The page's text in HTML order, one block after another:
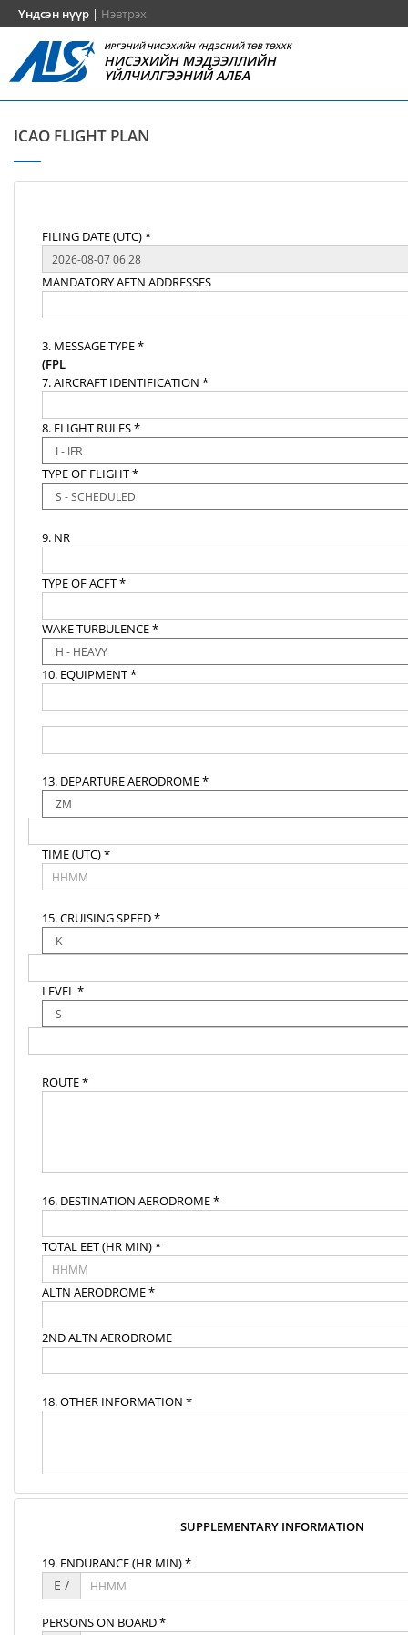
Үндсэн нүүр | Нэвтрэх
ИРГЭНИЙ НИСЭХИЙН ҮНДЭСНИЙ ТӨВ ТӨХХК
НИСЭХИЙН МЭДЭЭЛЛИЙН
ҮЙЛЧИЛГЭЭНИЙ АЛБА
ICAO FLIGHT PLAN
FILING DATE (UTC) *
MANDATORY AFTN ADDRESSES
3. MESSAGE TYPE *
(FPL
7. AIRCRAFT IDENTIFICATION *
8. FLIGHT RULES *
TYPE OF FLIGHT *
9. NR
TYPE OF ACFT *
WAKE TURBULENCE *
10. EQUIPMENT *
13. DEPARTURE AERODROME *
TIME (UTC) *
15. CRUISING SPEED *
LEVEL *
ROUTE *
16. DESTINATION AERODROME *
TOTAL EET (HR MIN) *
ALTN AERODROME *
2ND ALTN AERODROME
18. OTHER INFORMATION *
SUPPLEMENTARY INFORMATION
19. ENDURANCE (HR MIN) *
E /
PERSONS ON BOARD *